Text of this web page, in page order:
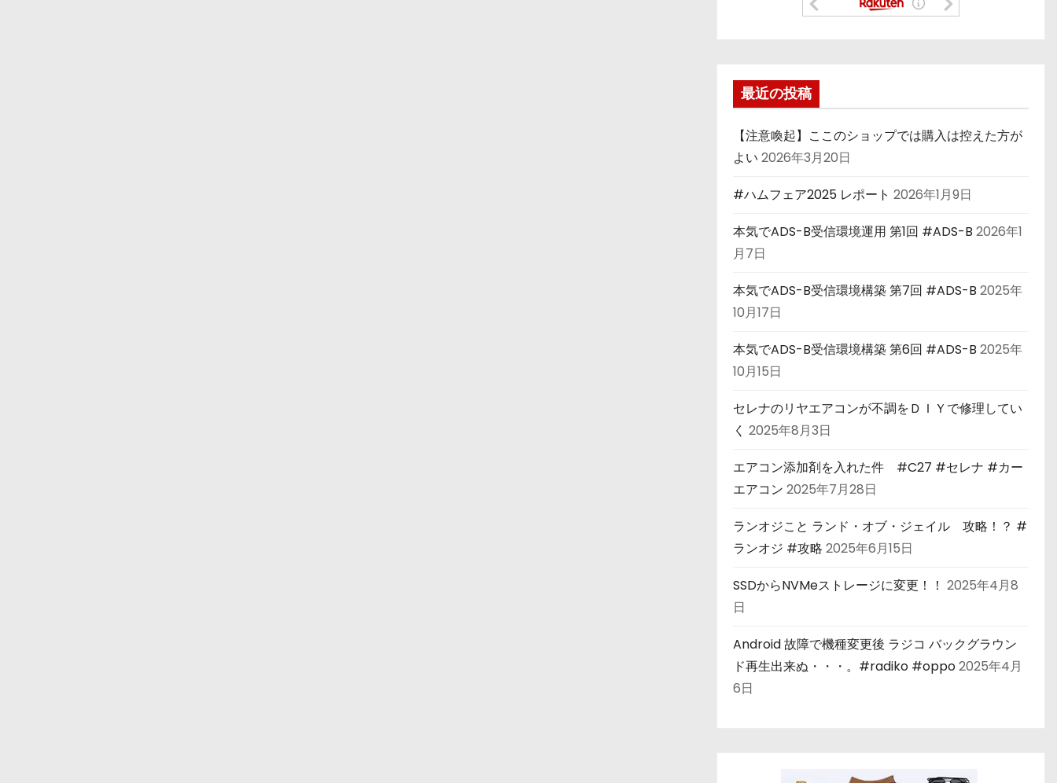
最近の投稿
【注意喚起】ここのショップでは購入は控えた方が
よい 2026年3月20日
#ハムフェア2025 レポート 2026年1月9日
本気でADS-B受信環境運用 第1回 #ADS-B 2026年1
月7日
本気でADS-B受信環境構築 第7回 #ADS-B 2025年
10月17日
本気でADS-B受信環境構築 第6回 #ADS-B 2025年
10月15日
セレナのリヤエアコンが不調をＤＩＹで修理してい
く 2025年8月3日
エアコン添加剤を入れた件 #C27 #セレナ #カー
エアコン 2025年7月28日
ランオジこと ランド・オブ・ジェイル 攻略！？ #
ランオジ #攻略 2025年6月15日
SSDからNVMeストレージに変更！！ 2025年4月8
日
Android 故障で機種変更後 ラジコ バックグラウン
ド再生出来ぬ・・・。#radiko #oppo2025年4月
6日